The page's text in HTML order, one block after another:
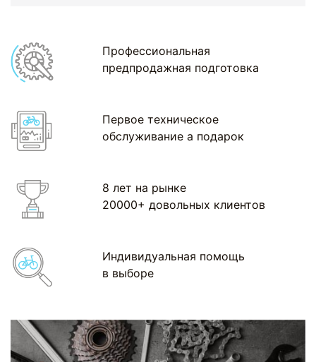
Профессиональная
предпродажная подготовка
Первое техническое
обслуживание а подарок
8 лет на рынке
20000+ довольных клиентов
Индивидуальная помощь
в выборе